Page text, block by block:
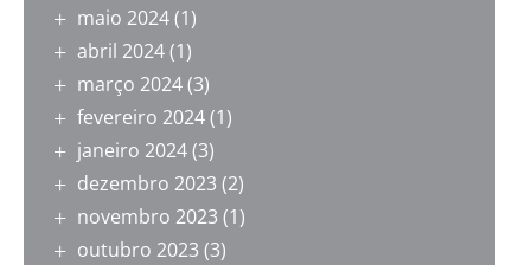
maio 2024(1)
abril 2024(1)
março 2024(3)
fevereiro 2024(1)
janeiro 2024(3)
dezembro 2023 (2)
novembro 2023 (1)
outubro 2023 (3)